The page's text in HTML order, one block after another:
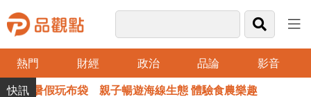
熱門 財經 政治 品論 影音
品
觀
暑假玩布袋 親子暢遊海線生態 體驗食農樂趣